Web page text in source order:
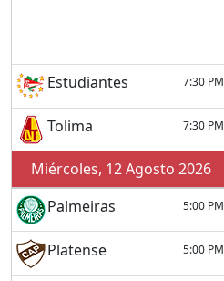
Estudiantes 7:30 PM
Tolima 7:30 PM
Miércoles, 12 Agosto 2026
Palmeiras
5:00 PM
Platense 5:00 PM